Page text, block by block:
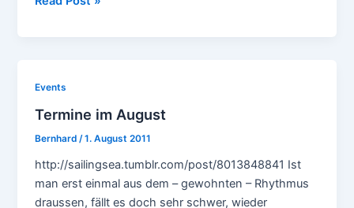
Events
Termine im August
Bernhard/1. August 2011
http://sailingsea.tumblr.com/post/8013848841 Ist
man erst einmal aus dem – gewohnten – Rhythmus
draussen, fällt es doch sehr schwer, wieder